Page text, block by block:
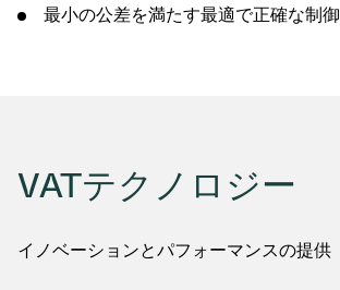
最小の公差を満たす最適で正確な制御
VATテクノロジー
イノベーションとパフォーマンスの提供